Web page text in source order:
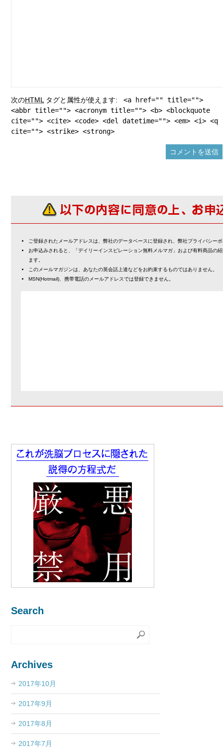
次のHTML タグと属性が使えます:
<a href="" title="">
<abbr title=""> <acronym title=""> <b> <blockquote
cite=""> <cite> <code> <del datetime=""> <em> <i> <q
cite=""> <strike> <strong>
ご登録されたメールアドレスは、弊社のデータベースに登録され、弊社プライバシー
お申込みされると、「デイリーインスピレーション無料メルマガ」および有料商品の
ます。
このメールマガジンは、あなたの英会話上達などをお約束するものではありません。
MSN(Hotmail)、携帯電話のメールアドレスでは登録できません。
Search
Archives
2017年10月
2017年9月
2017年8月
2017年7月